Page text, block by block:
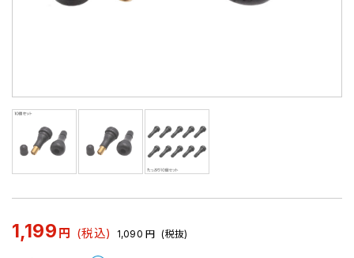
1,199 円 (税込) 1,090 円 (税抜)